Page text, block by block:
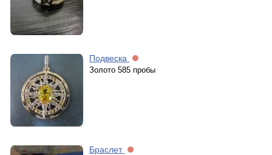
Подвеска
Золото 585 пробы
Браслет